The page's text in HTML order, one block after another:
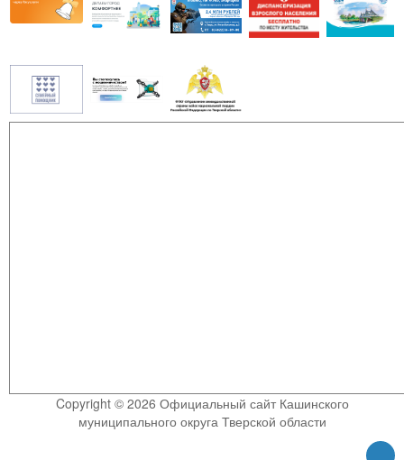
Copyright © 2026 Официальный сайт Кашинского
муниципального округа Тверской области